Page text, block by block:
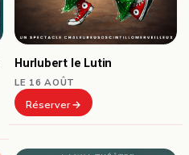
Hurlubert le Lutin
LE 16 AOÛT
Réserver